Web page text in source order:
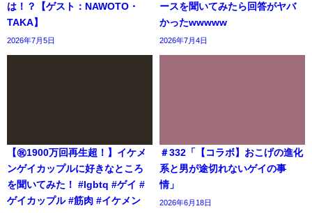
は！？【ゲスト：NAWOTO・
TAKA】
2026年7月5日
ースを聞いてみたら回答がヤバ
かったwwwww
2026年7月4日
【㊗️1900万回再生超！】イケメ
ンゲイカップルに好きなところ
を聞いてみた！ #lgbtq #ゲイ #
ゲイカップル #筋肉 #イケメン
＃332「【コラボ】おこげの進化
系と男が途切れないゲイの事
情」
2026年6月18日